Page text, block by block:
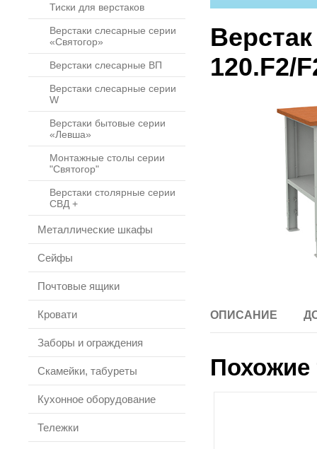
Тиски для верстаков
Верстаки слесарные серии
«Святогор»
Верстаки слесарные ВП
Верстаки слесарные серии
W
Верстаки бытовые серии
«Левша»
Монтажные столы серии
"Святогор"
Верстаки столярные серии
СВД +
Металлические шкафы
Сейфы
Почтовые ящики
Кровати
Заборы и ограждения
Скамейки, табуреты
Кухонное оборудование
Тележки
120.F2/
ОПИСАНИЕ